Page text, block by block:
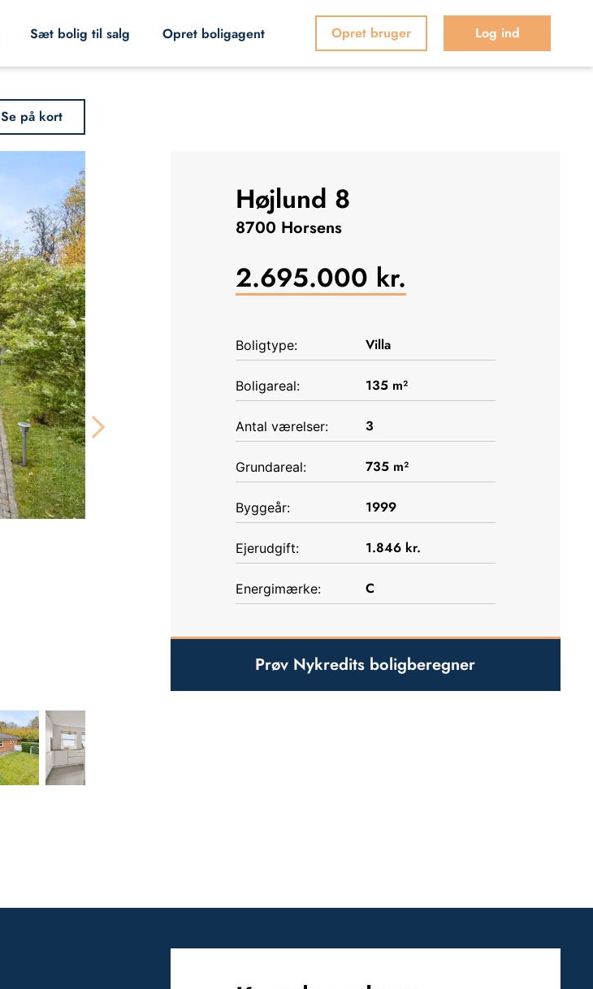
Opret bruger Log ind
Sæt bolig til salg Opret boligagent
Se på kort
Højlund 8
8700 Horsens
2.695.000 kr.
Boligtype: Villa
Boligareal: 135m²
Antal værelser: 3
Grundareal: 735m²
Byggeår: 1999
Ejerudgift: 1.846kr.
Energimærke: C
Prøv Nykredits boligberegner